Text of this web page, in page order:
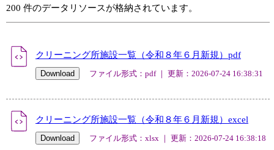
200 件のデータリソースが格納されています。
クリーニング所施設一覧（令和８年６月新規）pdf
ファイル形式：pdf ｜ 更新：2026-07-24 16:38:31
クリーニング所施設一覧（令和８年６月新規）excel
ファイル形式：xlsx ｜ 更新：2026-07-24 16:38:18